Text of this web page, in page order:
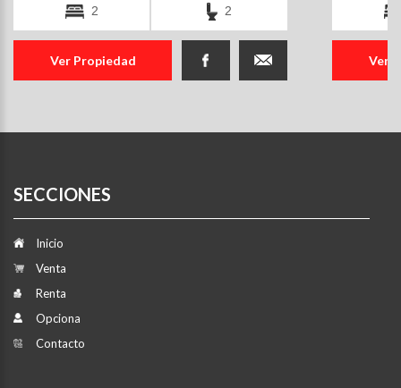
2 2
Ver Propiedad Ver
SECCIONES
Inicio
Venta
Renta
Opciona
Contacto